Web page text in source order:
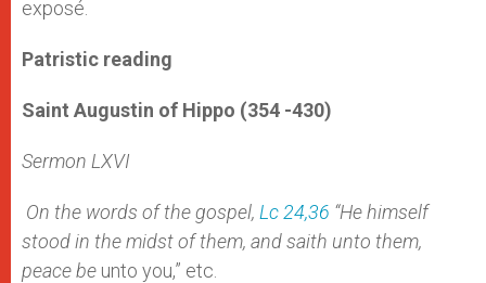
exposé.
Patristic reading
Saint Augustin of Hippo (354 -430)
Sermon LXVI
On the words of the gospel, Lc 24,36 “He himself
stood in the midst of them, and saith unto them,
peace be unto you,” etc.